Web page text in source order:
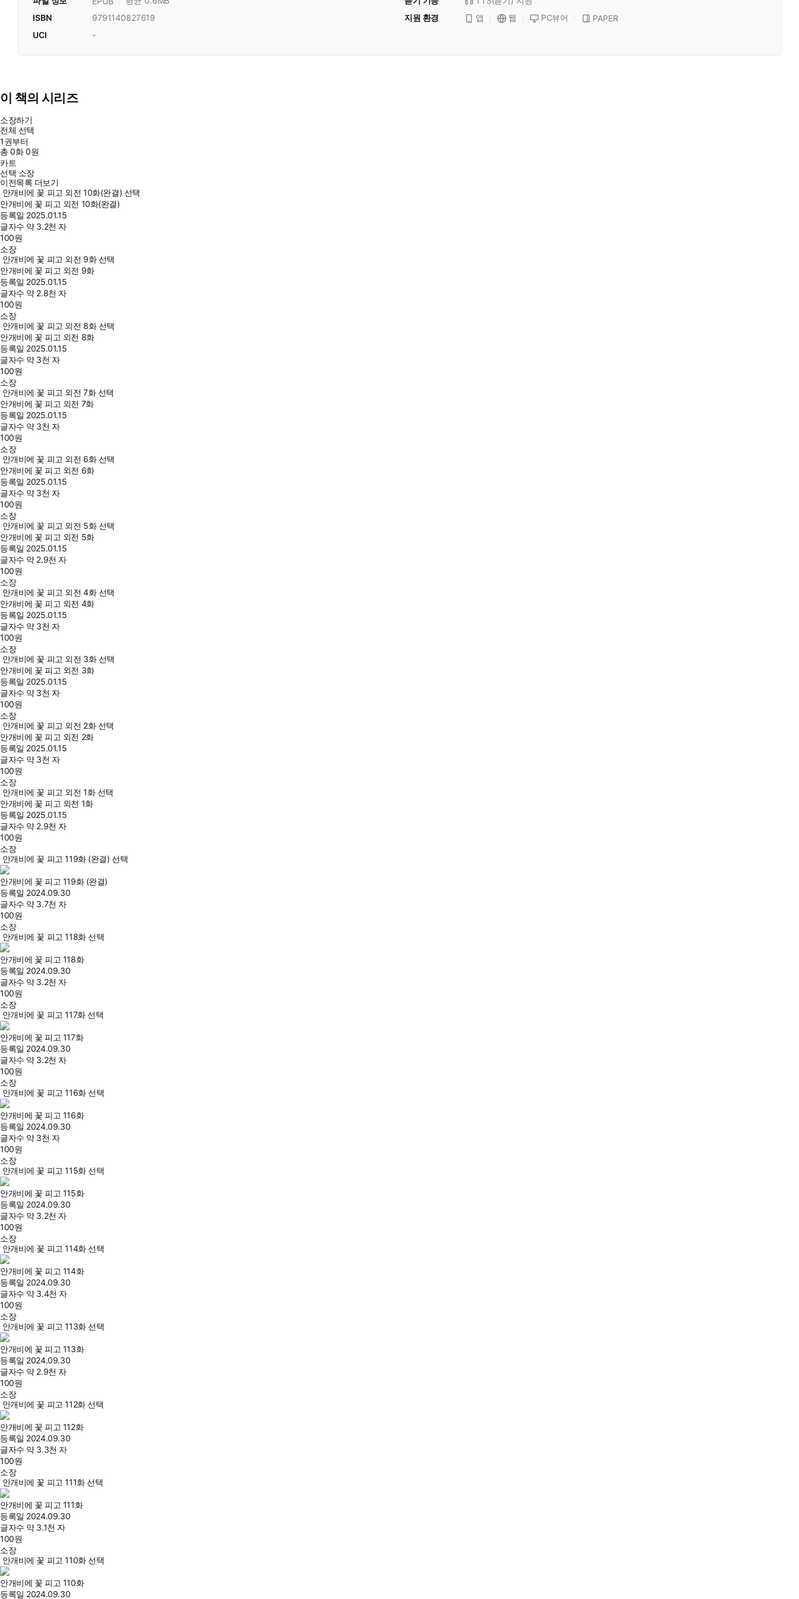
지원 환경
앱 웹 PC뷰어 PAPER
ISBN
9791140827619
UCI
-
이 책의 시리즈
소장하기
전체 선택
1권부터
총0화0원
카트
선택 소장
이전목록 더보기
안개비에 꽃 피고 외전 10화(완결) 선택
안개비에 꽃 피고 외전 10화(완결)
등록일 2025.01.15
글자수 약 3.2천 자
100원
소장
안개비에 꽃 피고 외전 9화 선택
안개비에 꽃 피고 외전 9화
등록일 2025.01.15
글자수 약 2.8천 자
100원
소장
안개비에 꽃 피고 외전 8화 선택
안개비에 꽃 피고 외전 8화
등록일 2025.01.15
글자수 약 3천 자
100원
소장
안개비에 꽃 피고 외전 7화 선택
안개비에 꽃 피고 외전 7화
등록일 2025.01.15
글자수 약 3천 자
100원
소장
안개비에 꽃 피고 외전 6화 선택
안개비에 꽃 피고 외전 6화
등록일 2025.01.15
글자수 약 3천 자
100원
소장
안개비에 꽃 피고 외전 5화 선택
안개비에 꽃 피고 외전 5화
등록일 2025.01.15
글자수 약 2.9천 자
100원
소장
안개비에 꽃 피고 외전 4화 선택
안개비에 꽃 피고 외전 4화
등록일 2025.01.15
글자수 약 3천 자
100원
소장
안개비에 꽃 피고 외전 3화 선택
안개비에 꽃 피고 외전 3화
등록일 2025.01.15
글자수 약 3천 자
100원
소장
안개비에 꽃 피고 외전 2화 선택
안개비에 꽃 피고 외전 2화
등록일 2025.01.15
글자수 약 3천 자
100원
소장
안개비에 꽃 피고 외전 1화 선택
안개비에 꽃 피고 외전 1화
등록일 2025.01.15
글자수 약 2.9천 자
100원
소장
안개비에 꽃 피고 119화 (완결) 선택
안개비에 꽃 피고 119화 (완결)
등록일 2024.09.30
글자수 약 3.7천 자
100원
소장
안개비에 꽃 피고 118화 선택
안개비에 꽃 피고 118화
등록일 2024.09.30
글자수 약 3.2천 자
100원
소장
안개비에 꽃 피고 117화 선택
안개비에 꽃 피고 117화
등록일 2024.09.30
글자수 약 3.2천 자
100원
소장
안개비에 꽃 피고 116화 선택
안개비에 꽃 피고 116화
등록일 2024.09.30
글자수 약 3천 자
100원
소장
안개비에 꽃 피고 115화 선택
안개비에 꽃 피고 115화
등록일 2024.09.30
글자수 약 3.2천 자
100원
소장
안개비에 꽃 피고 114화 선택
안개비에 꽃 피고 114화
등록일 2024.09.30
글자수 약 3.4천 자
100원
소장
안개비에 꽃 피고 113화 선택
안개비에 꽃 피고 113화
등록일 2024.09.30
글자수 약 2.9천 자
100원
소장
안개비에 꽃 피고 112화 선택
안개비에 꽃 피고 112화
등록일 2024.09.30
글자수 약 3.3천 자
100원
소장
안개비에 꽃 피고 111화 선택
안개비에 꽃 피고 111화
등록일 2024.09.30
글자수 약 3.1천 자
100원
소장
안개비에 꽃 피고 110화 선택
안개비에 꽃 피고 110화
등록일 2024.09.30